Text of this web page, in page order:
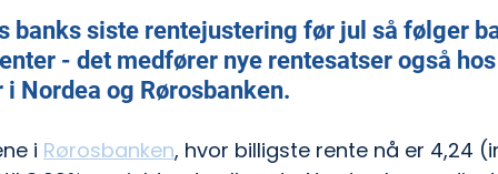
banks siste rentejustering før jul så følger
- det medfører nye rentesatser også
Nordea og Rørosbanken.
i Rørosbanken, hvor billigste rente nå er 4,24